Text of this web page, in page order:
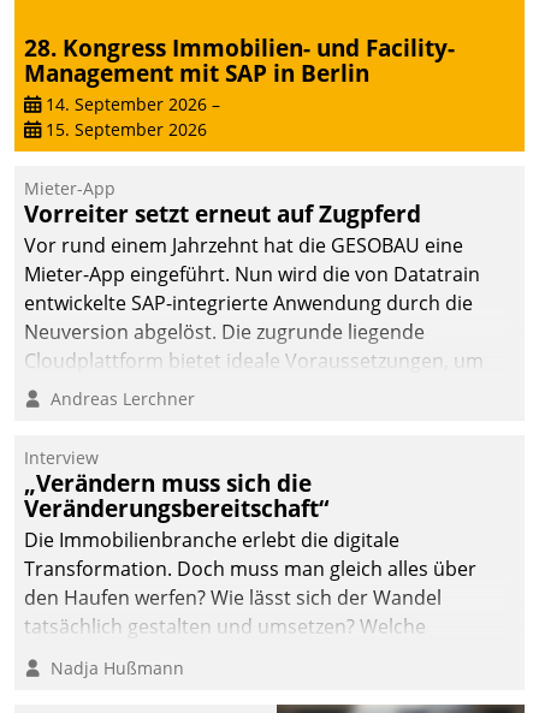
Uhr.
28. Kongress Immobilien- und Facility-
Management mit SAP in Berlin
14. September 2026 –
15. September 2026
Mieter-App
Vorreiter setzt erneut auf Zugpferd
Vor rund einem Jahrzehnt hat die GESOBAU eine
Mieter-App eingeführt. Nun wird die von Datatrain
entwickelte SAP-integrierte Anwendung durch die
Neuversion abgelöst. Die zugrunde liegende
Cloudplattform bietet ideale Voraussetzungen, um
die Funktionalität der App zu erweitern und weitere
integrieren.
Andreas Lerchner
Interview
„Verändern muss sich die
Veränderungsbereitschaft“
Die Immobilienbranche erlebt die digitale
Transformation. Doch muss man gleich alles über
den Haufen werfen? Wie lässt sich der Wandel
tatsächlich gestalten und umsetzen? Welche
Argumente zählen wirklich?
Nadja Hußmann